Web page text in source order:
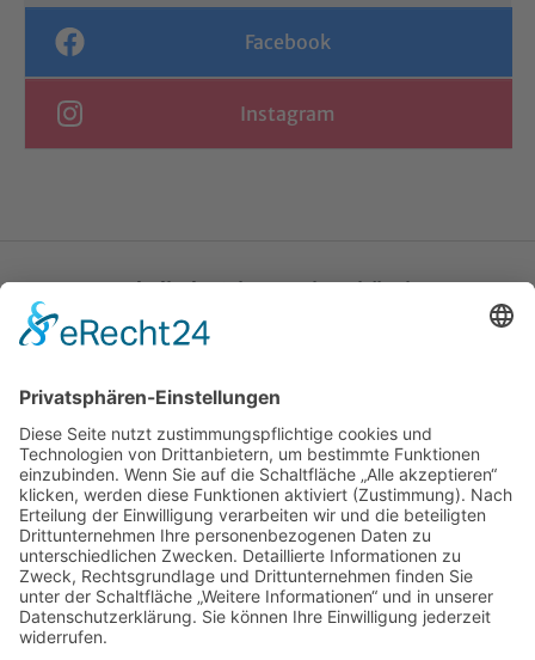
Facebook
Instagram
Katholische Privat-Universität Linz
Bethlehemstraße 20
T:+43 732 / 784293
E:office[at]ku-linz.at